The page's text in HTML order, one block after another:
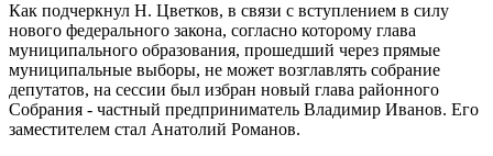
Как подчеркнул Н. Цветков, в связи с вступлением в силу
нового федерального закона, согласно которому глава
муниципального образования, прошедший через прямые
муниципальные выборы, не может возглавлять собрание
депутатов, на сессии был избран новый глава районного
Собрания - частный предприниматель Владимир Иванов. Его
заместителем стал Анатолий Романов.